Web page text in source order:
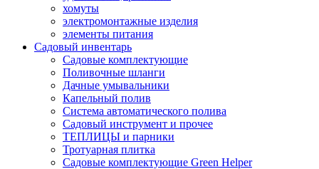
хомуты
электромонтажные изделия
элементы питания
Садовый инвентарь
Садовые комплектующие
Поливочные шланги
Дачные умывальники
Капельный полив
Система автоматического полива
Садовый инструмент и прочее
ТЕПЛИЦЫ и парники
Тротуарная плитка
Садовые комплектующие Green Helper